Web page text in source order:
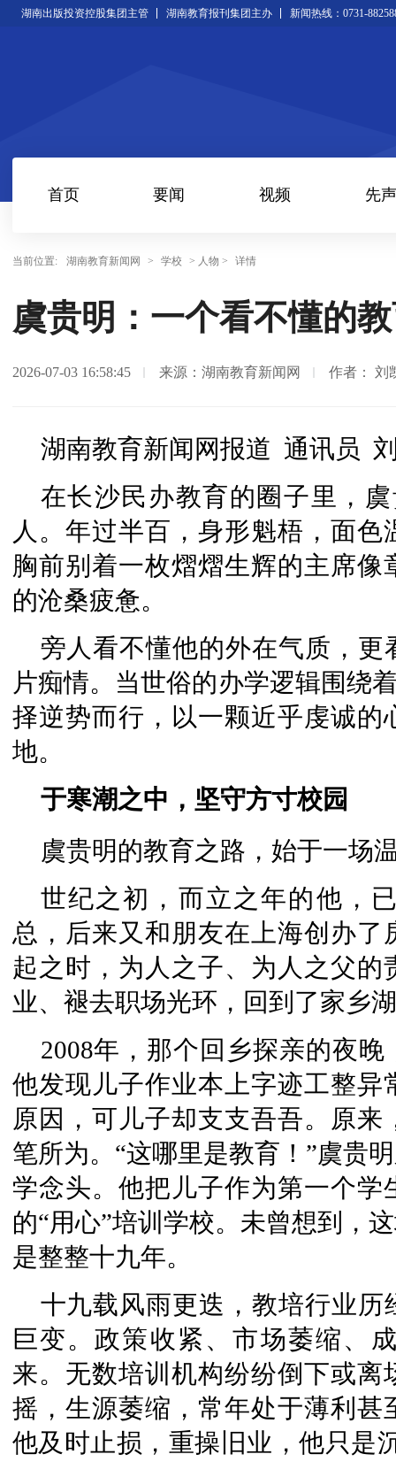
湖南出版投资控股集团主管 湖南教育报刊集团主办 新闻热线：0731-
首页 要闻 视频 先声
当前位置: 湖南教育新闻网 > 学校 > 人物 > 详情
虞贵明：一个看不懂的
2026-07-03 16:58:45 来源：湖南教育新闻网 作者： 刘
湖南教育新闻网报道 通讯员
在长沙民办教育的圈子里，
人。年过半百，身形魁梧，面
胸前别着一枚熠熠生辉的主席
的沧桑疲惫。
旁人看不懂他的外在气质，
片痴情。当世俗的办学逻辑围绕
择逆势而行，以一颗近乎虔诚
地。
于寒潮之中，坚守方寸校园
虞贵明的教育之路，始于一场
世纪之初，而立之年的他，
总，后来又和朋友在上海创办
起之时，为人之子、为人之父
业、褪去职场光环，回到了家乡
2008年，那个回乡探亲的夜
他发现儿子作业本上字迹工整
原因，可儿子却支支吾吾。原
笔所为。“这哪里是教育！”虞贵
学念头。他把儿子作为第一个
的“用心”培训学校。未曾想到，
是整整十九年。
十九载风雨更迭，教培行业
巨变。政策收紧、市场萎缩、
来。无数培训机构纷纷倒下或
摇，生源萎缩，常年处于薄利
他及时止损，重操旧业，他只是